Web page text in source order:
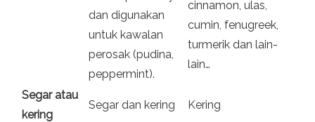
dan digunakan
untuk kawalan
perosak (pudina,
peppermint).
cinnamon, ulas,
cumin, fenugreek,
turmerik dan lain-
lain…
Segar atau
kering
Segar dan kering Kering